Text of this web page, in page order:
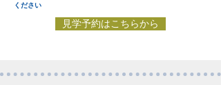
ください
見学予約はこちらから